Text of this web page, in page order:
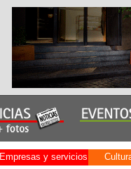
Empresas y servicios